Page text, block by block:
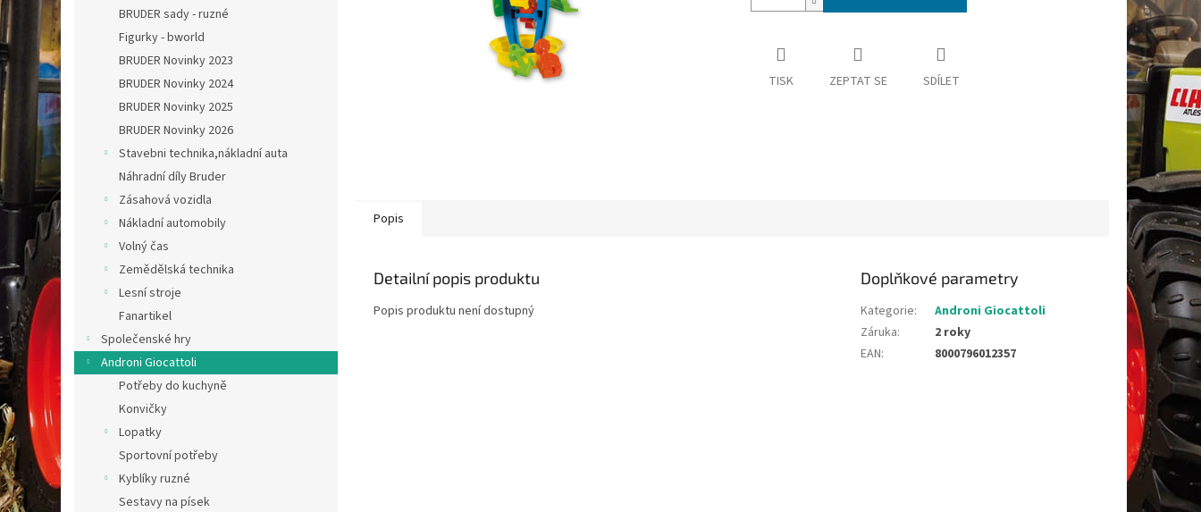
BRUDER sady - ruzné
Figurky - bworld
BRUDER Novinky 2023
BRUDER Novinky 2024
BRUDER Novinky 2025
BRUDER Novinky 2026
Stavebni technika,nákladní auta
Náhradní díly Bruder
Zásahová vozidla
Nákladní automobily
Volný čas
Zemědělská technika
Lesní stroje
Fanartikel
Společenské hry
Androni Giocattoli
Potřeby do kuchyně
Konvičky
Lopatky
Sportovní potřeby
Kyblíky ruzné
Sestavy na písek
TISK ZEPTAT SE SDÍLET
Popis
Detailní popis produktu
Popis produktu není dostupný
Doplňkové parametry
Kategorie:
Androni Giocattoli
Záruka:
2 roky
EAN: 8000796012357